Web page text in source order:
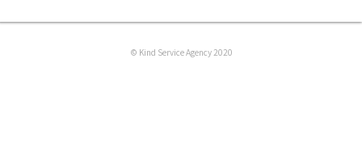
© Kind Service Agency 2020